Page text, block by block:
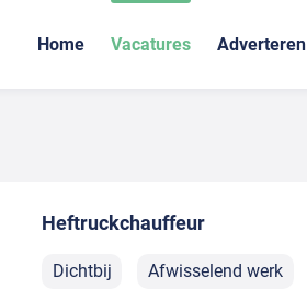
Home Vacatures Adverteren
Heftruckchauffeur
Dichtbij Afwisselend werk